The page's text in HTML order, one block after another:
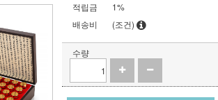
적립금
1%
배송비
(조건)
수량